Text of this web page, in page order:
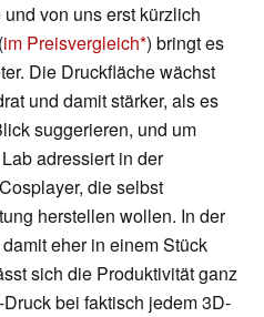
von uns erst kürzlich
(im Preisvergleich ) bringt es
Die Druckfläche wächst
und damit stärker, als es
suggerieren, und um
adressiert in der
die selbst
herstellen wollen. In der
eher in einem Stück
sich die Produktivität ganz
bei faktisch jedem 3D-